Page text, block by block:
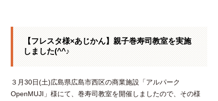
【フレスタ様×あじかん】親子巻寿司教室を実施
しました(^^♪
３月30日(土)広島県広島市西区の商業施設「アルパーク
OpenMUJI」様にて、巻寿司教室を開催しましたので、その様